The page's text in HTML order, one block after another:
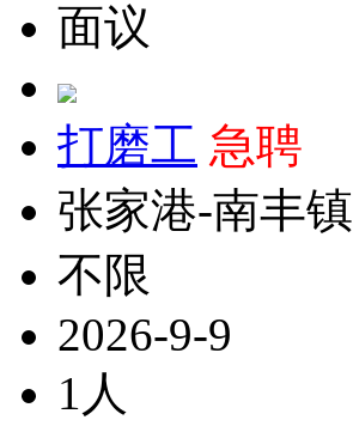
面议
打磨工 急聘
张家港-南丰镇
不限
2026-9-9
1人